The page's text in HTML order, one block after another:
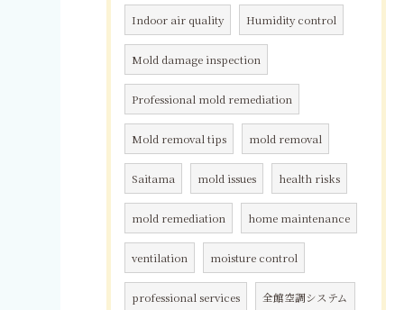
Indoor air quality Humidity control
Mold damage inspection
Professional mold remediation
Mold removal tips mold removal
Saitama mold issues health risks
mold remediation home maintenance
ventilation moisture control
professional services 全館空調システム